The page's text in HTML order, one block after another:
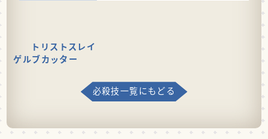
トリストスレイ
ゲルブカッター
必殺技一覧にもどる